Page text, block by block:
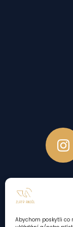
Abychom poskytli co